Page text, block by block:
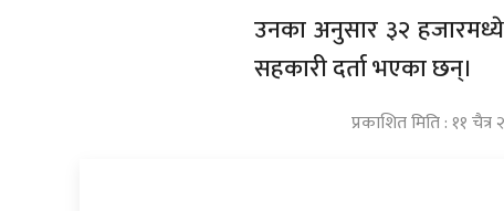
उनका अनुसार ३२ हजारमध्ये
सहकारी दर्ता भएका छन्।
प्रकाशित मिति : ११